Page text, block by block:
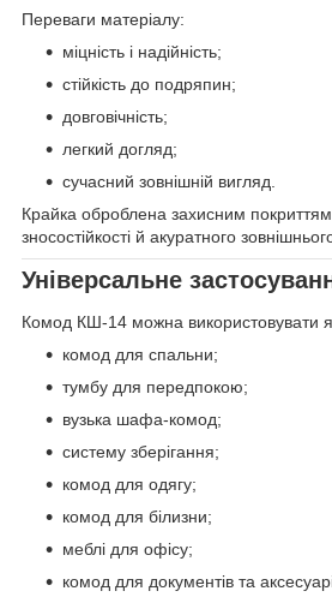
Переваги матеріалу:
міцність і надійність;
стійкість до подряпин;
довговічність;
легкий догляд;
сучасний зовнішній вигляд.
Крайка оброблена захисним
зносостійкості й акуратного
Універсальне
Комод КШ-14 можна використовувати
комод для спальни;
тумбу для передпокою;
вузька шафа-комод;
систему зберігання;
комод для одягу;
комод для білизни;
меблі для офісу;
комод для документів та